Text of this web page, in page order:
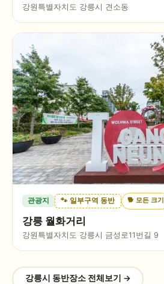
강원특별자치도 강릉시 견소동
관광지 🐾 일부구역 동반 🐕 모든 크기
강릉 월화거리
강원특별자치도 강릉시 금성로11번길 9
강릉시 동반장소 전체보기 →